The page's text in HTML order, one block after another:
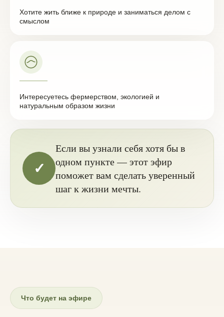
Хотите жить ближе к природе и заниматься делом с
смыслом
Интересуетесь фермерством, экологией и
натуральным образом жизни
✓
Если вы узнали себя хотя бы в
одном пункте — этот эфир
поможет вам сделать уверенный
шаг к жизни мечты.
Что будет на эфире